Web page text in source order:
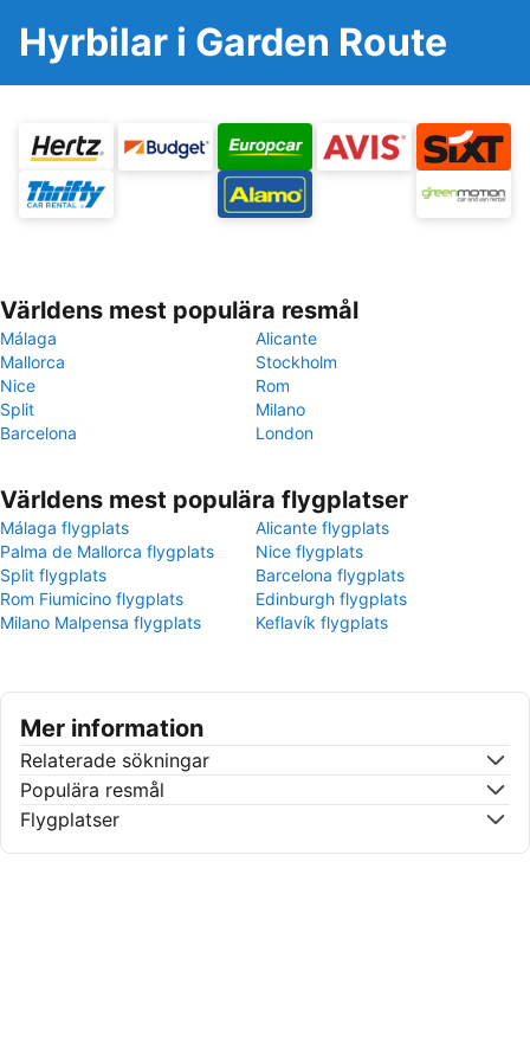
Hyrbilar i Garden Route
Världens mest populära resmål
Málaga
Alicante
Mallorca
Stockholm
Nice
Rom
Split
Milano
Barcelona
London
Världens mest populära flygplatser
Málaga flygplats
Alicante flygplats
Palma de Mallorca flygplats
Nice flygplats
Split flygplats
Barcelona flygplats
Rom Fiumicino flygplats
Edinburgh flygplats
Milano Malpensa flygplats
Keflavík flygplats
Mer information
Relaterade sökningar
Populära resmål
Flygplatser